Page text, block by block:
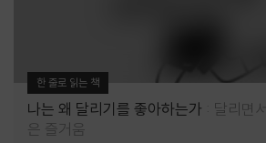
한 줄로 읽는 책
나는 왜 달리기를 좋아하는가
달리면
은 즐거움